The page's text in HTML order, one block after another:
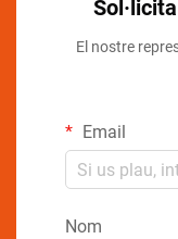
El nostre
Email
Nom